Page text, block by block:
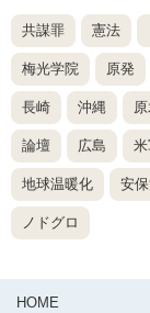
共謀罪 憲法
梅光学院 原発
長崎 沖縄
論壇 広島
地球温暖化 安
ノドグロ
HOME